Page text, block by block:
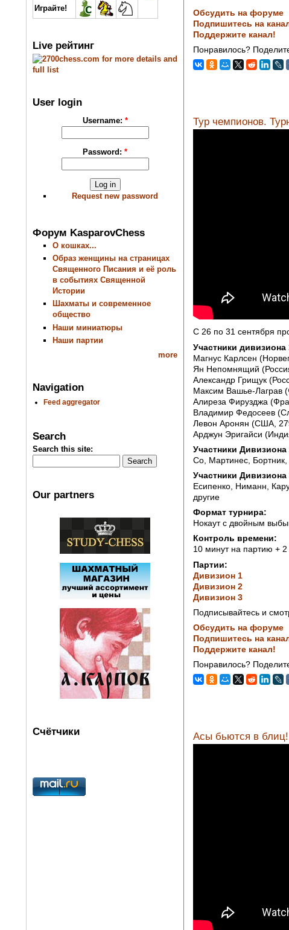
Играйте!
Live рейтинг
User login
Username: *
Password:*
Request new password
Форум KasparovChess
О кошках...
Образ женщины на страницах
Священного Писания и её роль
в событиях Священной
Истории
Шахматы и современное
общество
Наши миниатюры
Наши партии
more
Navigation
Feed aggregator
Search
Search this site:
Our partners
Счётчики
Обсудить на форуме
Подпишитесь на
Поддержите канал!
Понравилось?
Тур чемпионов.
C 26 по 31 сентября
Участники дивизиона
Магнус Карлсен
Ян Непомнящий
Александр Грищук
Максим Вашье-Лаграв
Алиреза Фирузджа
Владимир Федосеев
Левон Аронян (США,
Арджун Эригайси
Участники Дивизиона
Со, Мартинес, Бортник,
Участники Дивизиона
Есипенко, Ниманн,
другие
Формат турнира:
Нокаут с двойным
Контроль времени:
10 минут на партию +
Партии:
Дивизион 1
Дивизион 2
Дивизион 3
Подписывайтесь и
Обсудить на форуме
Подпишитесь на
Поддержите канал!
Понравилось?
Асы бьются в блиц!